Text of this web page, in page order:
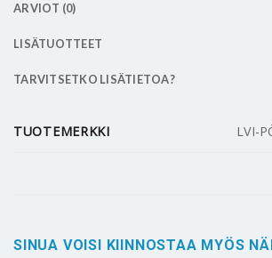
ARVIOT (0)
LISÄTUOTTEET
TARVITSETKO LISÄTIETOA?
TUOTEMERKKI LVI-
SINUA VOISI KIINNOSTAA MYÖS